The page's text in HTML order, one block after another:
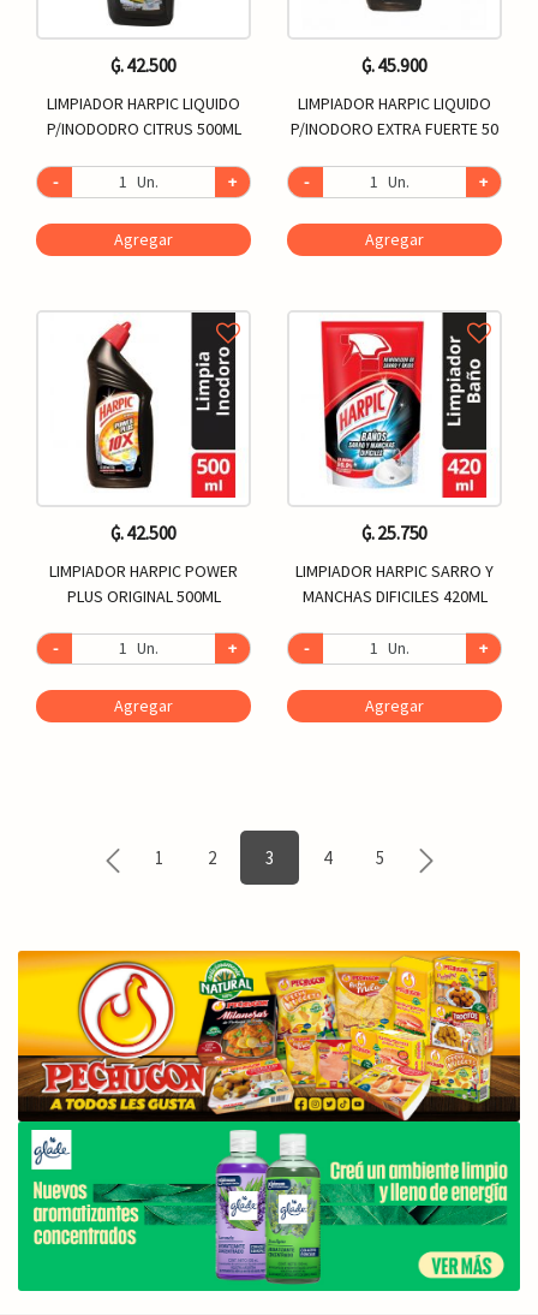
₲. 42.500
LIMPIADOR HARPIC LIQUIDO
P/INODODRO CITRUS 500ML
- Un. +
Agregar
₲. 45.900
LIMPIADOR HARPIC LIQUIDO
P/INODORO EXTRA FUERTE 50
- Un. +
Agregar
₲. 42.500
LIMPIADOR HARPIC POWER
PLUS ORIGINAL 500ML
- Un. +
Agregar
₲. 25.750
LIMPIADOR HARPIC SARRO Y
MANCHAS DIFICILES 420ML
- Un. +
Agregar
1 2 3 4 5